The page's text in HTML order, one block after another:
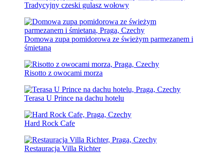
Tradycyjny czeski gulasz wołowy
Domowa zupa pomidorowa ze świeżym parmezanem i
śmietaną
Risotto z owocami morza
Terasa U Prince na dachu hotelu
Hard Rock Cafe
Restauracja Villa Richter